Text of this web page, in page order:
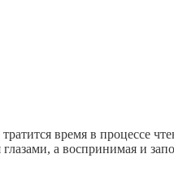
время в процессе
глазами, а воспринимая и